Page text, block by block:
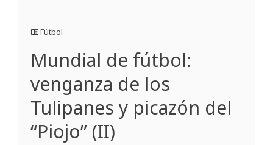
Fútbol
Mundial de fútbol:
venganza de los
Tulipanes y picazón del
“Piojo” (II)